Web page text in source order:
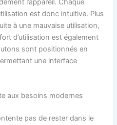
l’appareil. Chaque
est donc intuitive. Plus
à une mauvaise utilisation,
d’utilisation est également
sont positionnés en
une interface
aux besoins modernes
pas de rester dans le